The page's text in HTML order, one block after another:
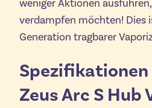
weniger Aktionen
verdampfen möchten! Dies
Generation tragbarer
Spezifikationen
Zeus Arc S Hub